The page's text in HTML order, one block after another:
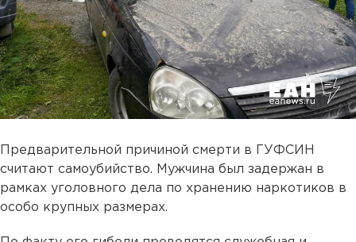
Предварительной причиной смерти в ГУФСИН
считают самоубийство. Мужчина был задержан в
рамках уголовного дела по хранению наркотиков в
особо крупных размерах.